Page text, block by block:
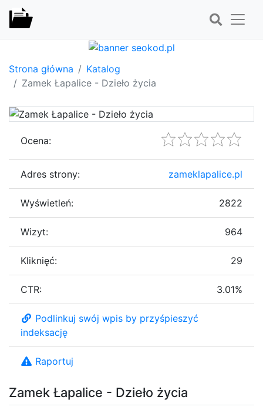
Strona główna
Katalog
Zamek Łapalice - Dzieło życia
Zamek Łapalice - Dzieło życia
Ocena:
Adres strony: zameklapalice.pl
Wyświetleń: 2822
Wizyt: 964
Kliknięć: 29
CTR: 3.01%
Podlinkuj swój wpis by przyśpieszyć
indeksację
Raportuj